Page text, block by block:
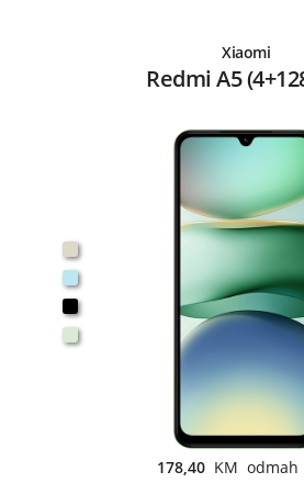
Xiaomi
Redmi A5
178,40 KM odmah